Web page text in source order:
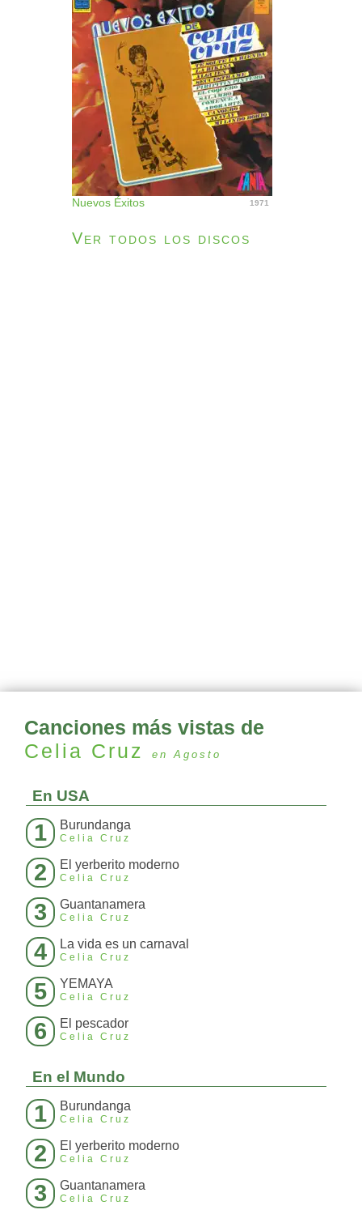
Nuevos Éxitos 1971
Ver todos los discos
Canciones más vistas de
Celia Cruz
en Agosto
En USA
1 Burundanga
Celia Cruz
2 El yerberito moderno
Celia Cruz
3 Guantanamera
Celia Cruz
4 La vida es un carnaval
Celia Cruz
5 YEMAYA
Celia Cruz
6 El pescador
Celia Cruz
En el Mundo
1 Burundanga
Celia Cruz
2 El yerberito moderno
Celia Cruz
3 Guantanamera
Celia Cruz